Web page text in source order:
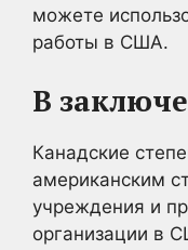
можете
работы в США.
В
Канадские
американским
учреждения и
организации в